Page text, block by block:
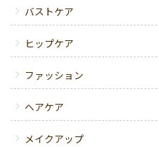
バストケア
ヒップケア
ファッション
ヘアケア
メイクアップ